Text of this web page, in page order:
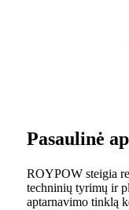
Pasaulinė
ROYPOW steigia
techninių tyrimų ir
aptarnavimo tinklą